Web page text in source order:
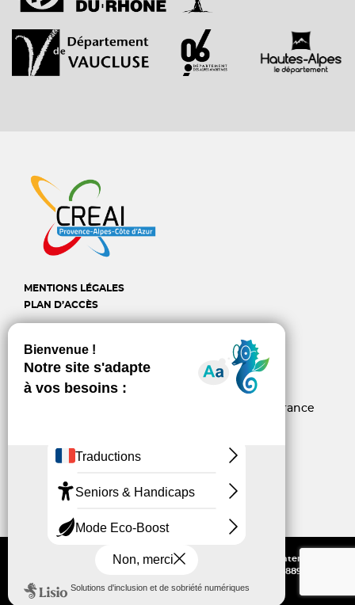
MENTIONS LÉGALES
PLAN D’ACCÈS
CREAI Provence-Alpes-
Côte d'Azur
6, rue d’Arcole - 13006 Marseille - France
Linkedin
Tous droits réservés - Reproduction partielle ou intégrale interdite sans
autorisation écrite — N° SIRET : 775 559 677 00015 - NAF : 8899B - N°
Formation : 93130003013